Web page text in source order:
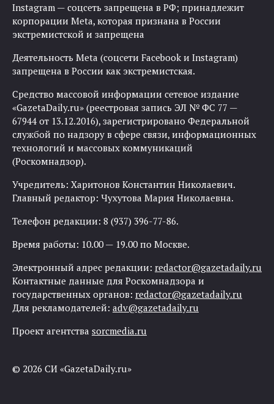
Instagram — соцсеть запрещена в РФ; принадлежит
корпорации Meta, которая признана в России
экстремистской и запрещена
Деятельность Meta (соцсети Facebook и Instagram)
запрещена в России как экстремистская.
Средство массовой информации сетевое издание
«GazetaDaily.ru» (реестровая запись ЭЛ № ФС 77 —
67944 от 13.12.2016), зарегистрировано Федеральной
службой по надзору в сфере связи, информационных
технологий и массовых коммуникаций
(Роскомнадзор).
Учредитель: Харитонов Константин Николаевич.
Главный редактор: Чухутова Мария Николаевна.
Телефон редакции: 8 (937) 396-77-86.
Время работы: 10.00 — 19.00 по Москве.
Электронный адрес редакции: redactor@gazetadaily.ru
Контактные данные для Роскомнадзора и
государственных органов: redactor@gazetadaily.ru
Для рекламодателей: adv@gazetadaily.ru
Проект агентства sorcmedia.ru
© 2026 СИ «GazetaDaily.ru»